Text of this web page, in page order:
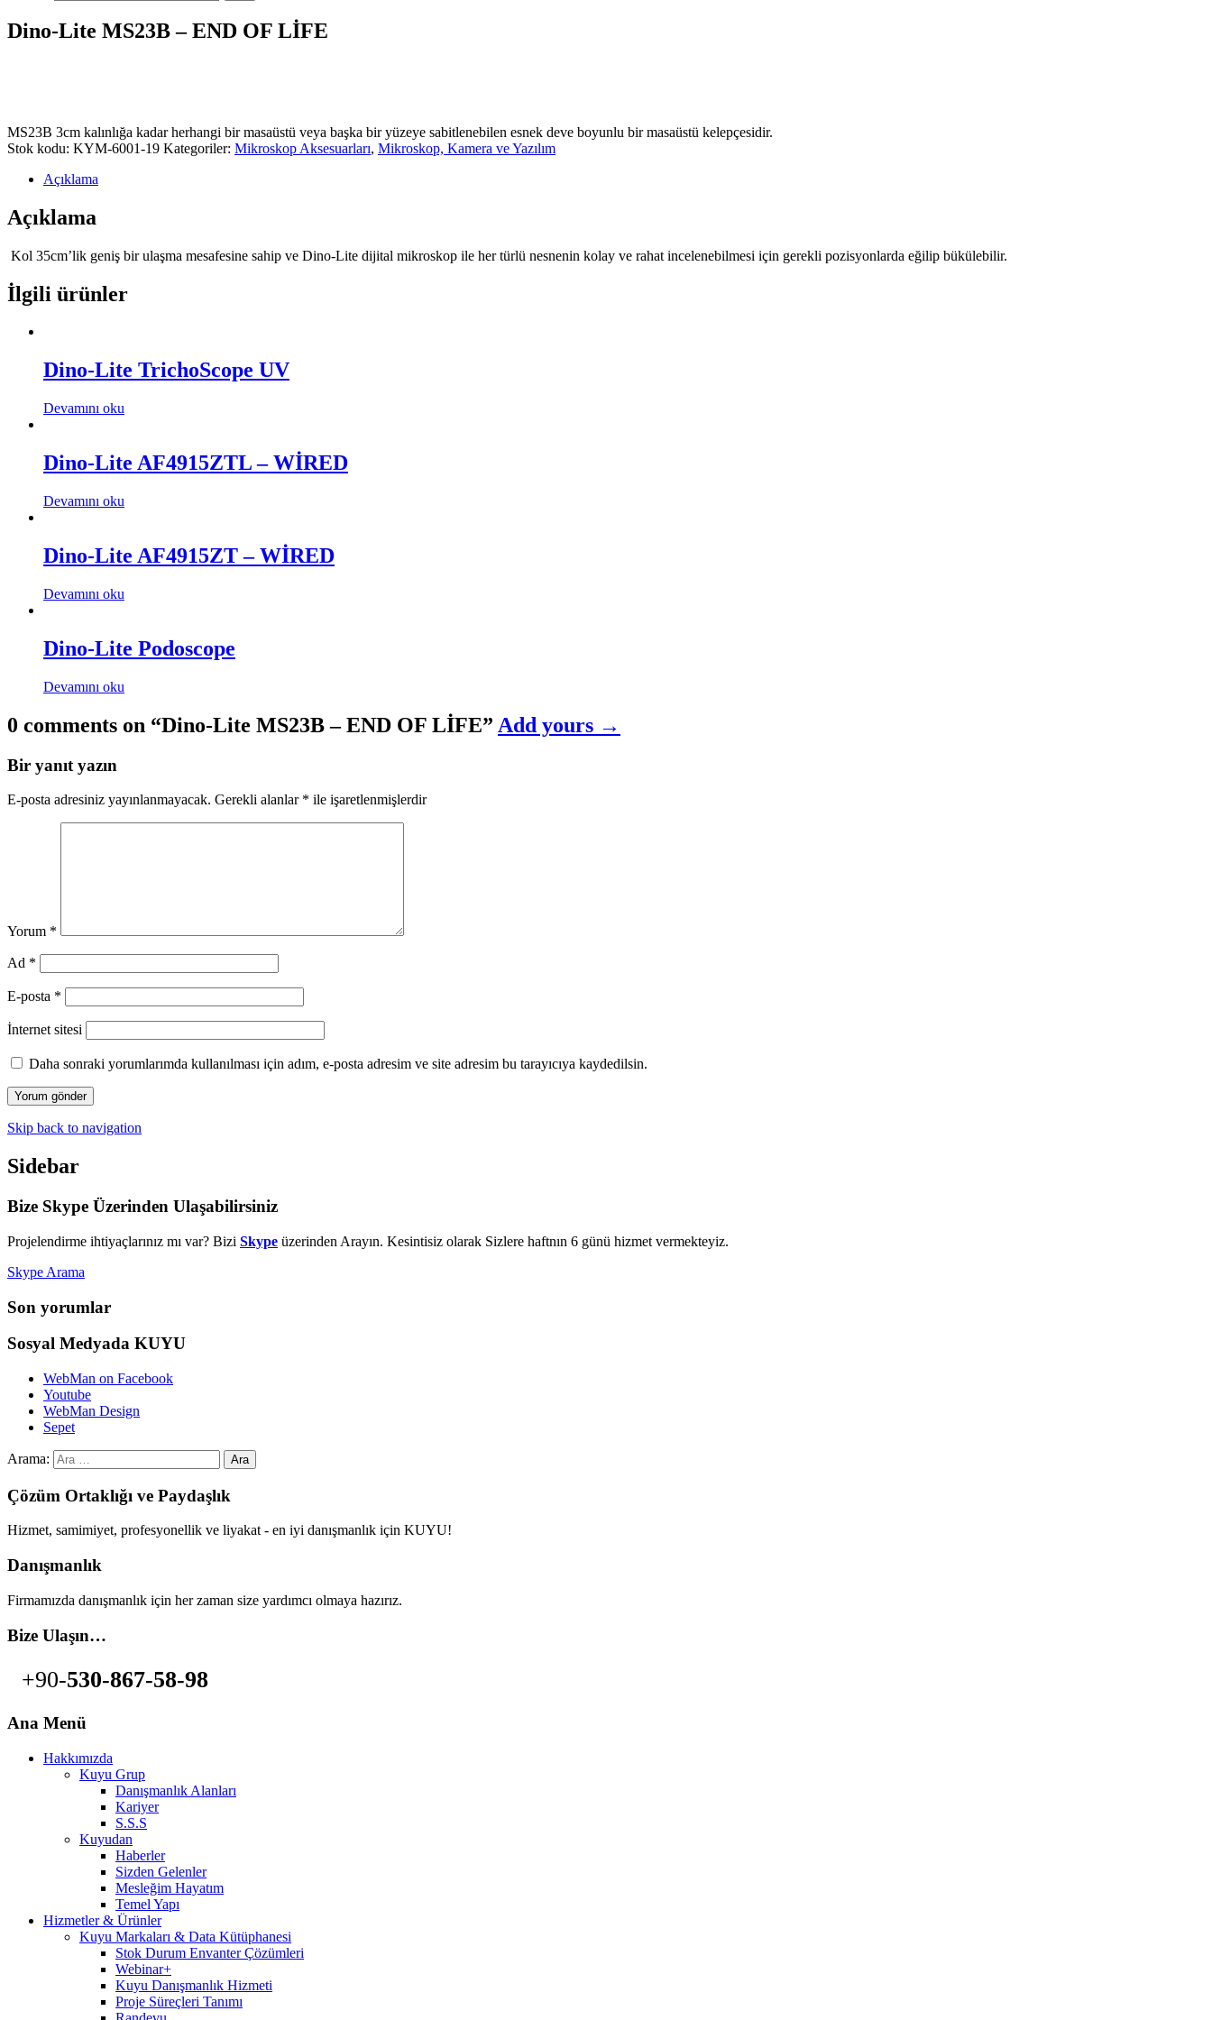
Dino-Lite MS23B – END OF LİFE
MS23B 3cm kalınlığa kadar herhangi bir masaüstü veya başka bir yüzeye sabitlenebilen esnek deve boyunlu bir masaüstü kelepçesidir.
Stok kodu: KYM-6001-19 Kategoriler: Mikroskop Aksesuarları, Mikroskop, Kamera ve Yazılım
Açıklama
Açıklama
Kol 35cm’lik geniş bir ulaşma mesafesine sahip ve Dino-Lite dijital mikroskop ile her türlü nesnenin kolay ve rahat incelenebilmesi için gerekli pozisyonlarda eğilip bükülebilir.
İlgili ürünler
Dino-Lite TrichoScope UV
Devamını oku
Dino-Lite AF4915ZTL – WİRED
Devamını oku
Dino-Lite AF4915ZT – WİRED
Devamını oku
Dino-Lite Podoscope
Devamını oku
0 comments on “Dino-Lite MS23B – END OF LİFE” Add yours →
Bir yanıt yazın
E-posta adresiniz yayınlanmayacak. Gerekli alanlar * ile işaretlenmişlerdir
Yorum *
Ad *
E-posta *
İnternet sitesi
Daha sonraki yorumlarımda kullanılması için adım, e-posta adresim ve site adresim bu tarayıcıya kaydedilsin.
Skip back to navigation
Sidebar
Bize Skype Üzerinden Ulaşabilirsiniz
Projelendirme ihtiyaçlarınız mı var? Bizi Skype üzerinden Arayın. Kesintisiz olarak Sizlere haftnın 6 günü hizmet vermekteyiz.
Skype Arama
Son yorumlar
Sosyal Medyada KUYU
WebMan on Facebook
Youtube
WebMan Design
Sepet
Arama:
Çözüm Ortaklığı ve Paydaşlık
Hizmet, samimiyet, profesyonellik ve liyakat - en iyi danışmanlık için KUYU!
Danışmanlık
Firmamızda danışmanlık için her zaman size yardımcı olmaya hazırız.
Bize Ulaşın…
+90-530-867-58-98
Ana Menü
Hakkımızda
Kuyu Grup
Danışmanlık Alanları
Kariyer
S.S.S
Kuyudan
Haberler
Sizden Gelenler
Mesleğim Hayatım
Temel Yapı
Hizmetler & Ürünler
Kuyu Markaları & Data Kütüphanesi
Stok Durum Envanter Çözümleri
Webinar+
Kuyu Danışmanlık Hizmeti
Proje Süreçleri Tanımı